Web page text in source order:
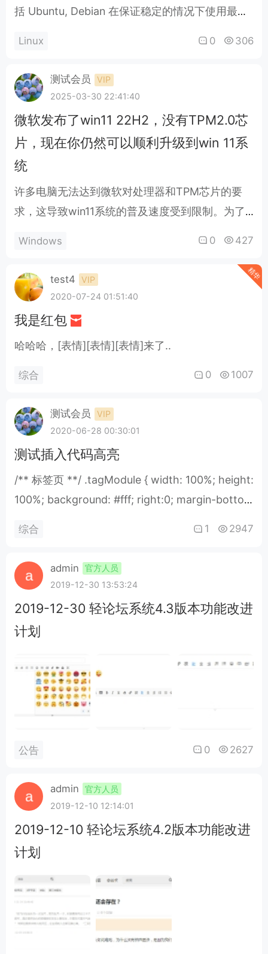
括 Ubuntu, Debian 在保证稳定的情况下使用最新
Linux 0 306
测试会员
VIP
2025-03-30 22:41:40
微软发布了win11 22H2，没有TPM2.0芯
片，现在你仍然可以顺利升级到win 11系
统
许多电脑无法达到微软对处理器和TPM芯片的要
求，这导致win11系统的普及速度受到限制。为了
查Windows 10的更新，看是否有Windows 11的推
送。目前有很多硬件不支持的用户都收到了更新通
Windows 0 427
精华
test4
VIP
2020-07-24 01:51:40
我是红包
哈哈哈，[表情][表情][表情]来了..
综合 0 1007
测试会员
VIP
2020-06-28 00:30:01
测试插入代码高亮
/** 标签页 **/ .tagModule { width: 100%; height:
100%; background: #fff; right:0; margin-botto
综合 1 2947
admin
官方人员
2019-12-30 13:53:24
2019-12-30 轻论坛系统4.3版本功能改进
计划
公告 0 2627
admin
官方人员
2019-12-10 12:14:01
2019-12-10 轻论坛系统4.2版本功能改进
计划